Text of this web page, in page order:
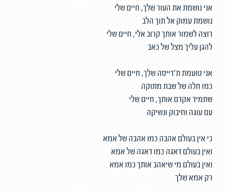
אני נושמת את העור שלך, חיים שלי
נושמת עמוק אל תוך הלב
רוצה לשמור אותך קרוב אלי, חיים שלי
להגן עליך מצל של כאב
אני טועמת ת'דייסה שלך, חיים שלי
כמו חלה של שבת מתוקה
שתמיד אקדם אותך, חיים שלי
עם עוגה וחיבוק ונשיקה
כי אין בעולם אהבה כמו אהבה של אמא
ואין בעולם דאגה כמו דאגה של אמא
ואין בעולם מי שיאהב אותך כמו אמא
רק אמא שלך